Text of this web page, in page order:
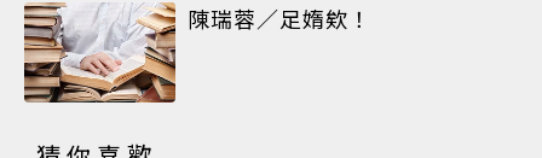
陳瑞蓉／足媠欸！